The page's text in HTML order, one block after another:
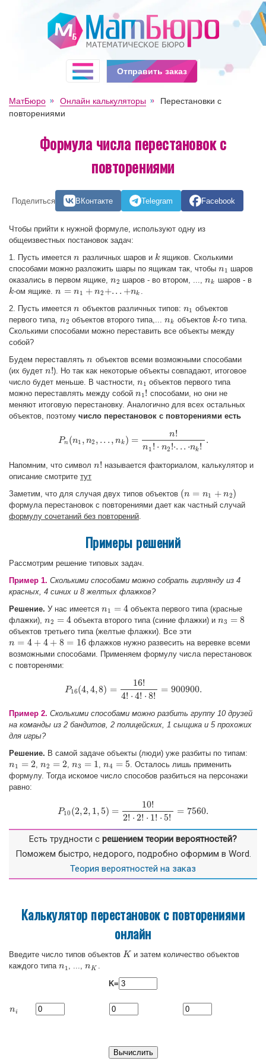
МатБюро Онлайн калькуляторы
Перестановки с
повторениями
Формула числа перестановок с
повторениями
Поделиться ВКонтакте Telegram Facebook
Чтобы прийти к нужной формуле, используют одну из
общеизвестных постановок задач:
1. Пусть имеется n
n различных шаров и k
kящиков. Сколькими
способами можно разложить шары по ящикам так, чтобы n1
n1 шаров
оказались в первом ящике, n2
n2 шаров - во втором, ...,nk
nk шаров - в
k
k-ом ящике.n = n1 + n2 +. . . +nk
n= n1 +n2 +. ..+nk
.
2. Пусть имеется n
n объектов различных типов: n1
n1 объектов
первого типа, n2
n2 объектов второго типа,...nk
nk объектов k
k-го типа.
Сколькими способами можно переставить все объекты между
собой?
Будем переставлять n
n объектов всеми возможными способами
(их будет n!
n! ). Но так как некоторые объекты совпадают, итоговое
число будет меньше. В частности, n1
n1 объектов первого типа
можно переставлять между собой n1!
n1 ! способами, но они не
меняют итоговую перестановку. Аналогично для всех остальных
объектов, поэтому число перестановок с повторениями есть
Pn (n1 , n2 , . . . , nk ) =
n!
n1 ! ⋅ n2 !⋅. . . ⋅nk !
.
P n (n1, n 2 , .. .,nk) =n n1!⋅n2!⋅...⋅nk!.
Напомним, что символ n!
n!
называется факториалом, калькулятор и
описание смотрите тут
Заметим, что для случая двух типов объектов (n = n1 + n2)
(n= n1 +n2 )
формула перестановок с повторениями дает как частный случай
формулу сочетаний без повторений
Примеры решений
Рассмотрим решение типовых задач.
Пример 1. Сколькими способами можно собрать гирлянду из 4
красных, 4 синих и 8 желтых флажков?
Решение. У нас имеется n1 = 4
n1 4
объекта первого типа (красные
флажки), n2 = 4
n2= 4 объекта второго типа (синие флажки) иn3 = 8
n3=8
объектов третьего типа (желтые флажки). Все эти
n = 4 + 4 + 8 = 16
n= 4+ 4+8=16
флажков нужно развесить на веревке всеми
возможными способами. Применяем формулу числа перестановок
с повторенями:
P16(4,4,8) =
16!
4! ⋅ 4! ⋅ 8!
= 900900.
P16(4,4, 8)= 16!4!⋅4!⋅8!= 900900.
Пример 2. Сколькими способами можно разбить группу 10 друзей
на команды из 2 бандитов, 2 полицейских, 1 сыщика и 5 прохожих
для игры?
Решение. В самой задаче объекты (люди) уже разбиты по типам:
n1 = 2
n1 2 ,n2 = 2
n2=2 ,n3 = 1
n3=1 ,n4 = 5
n4=5
. Осталось лишь применить
формулу. Тогда искомое число способов разбиться на персонажи
равно:
P10 (2,2, 1,5) =
10!
2! ⋅ 2! ⋅ 1! ⋅ 5!
= 7560.
P10( 2,2,1 5)=10!2!⋅2!⋅1!⋅5!=7560.
Есть трудности с решением теории вероятностей?
Поможем быстро, недорого, подробно оформим в Word.
Теория вероятностей на заказ
Калькулятор перестановок с повторениями
онлайн
Введите число типов объектов K
K
и затем количество объектов
каждого типа n1
n1 , ...,n K
nK .
K=
ni
ni
Вычислить
Отправить заказ